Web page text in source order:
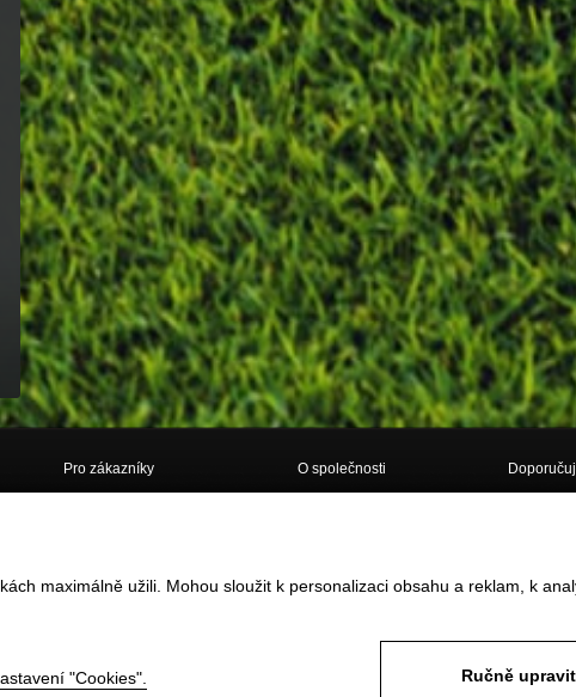
maximálně užili. Mohou sloužit k personalizaci obsahu a reklam, k
"Cookies". Ručně upravit
Pro zákazníky
Vrácení zboží do 14ti dnů
Odstoupení od smlouvy ONLINE
O společnosti